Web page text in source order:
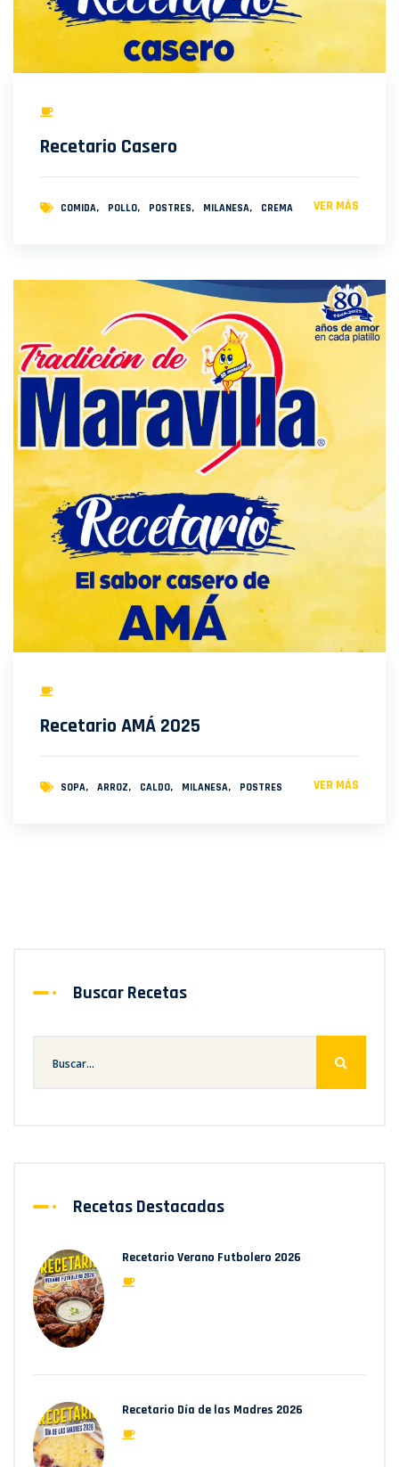
Recetario Casero
COMIDA POLLO POSTRES MILANESA CREMA VER MÁS
Recetario AMÁ 2025
SOPA ARROZ CALDO MILANESA POSTRES VER MÁS
Buscar Recetas
Recetas Destacadas
Recetario Verano Futbolero 2026
Recetario Día de las Madres 2026